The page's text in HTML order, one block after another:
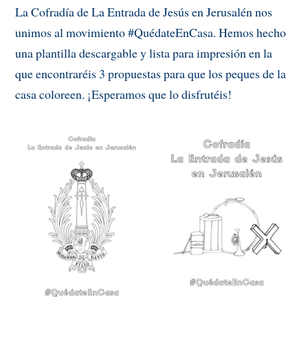
La Cofradía de La Entrada de Jesús en Jerusalén nos
unimos al movimiento #QuédateEnCasa. Hemos hecho
una plantilla descargable y lista para impresión en la
que encontraréis 3 propuestas para que los peques de la
casa coloreen. ¡Esperamos que lo disfrutéis!